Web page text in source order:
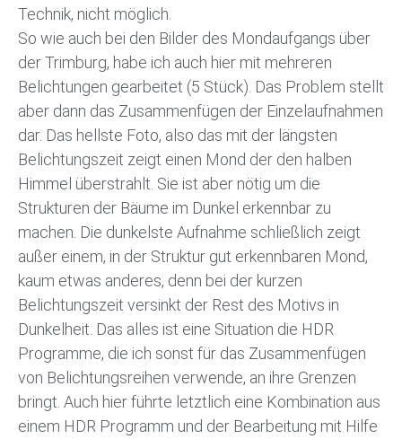
Technik, nicht möglich.
So wie auch bei den Bilder des Mondaufgangs über
der Trimburg, habe ich auch hier mit mehreren
Belichtungen gearbeitet (5 Stück). Das Problem stellt
aber dann das Zusammenfügen der Einzelaufnahmen
dar. Das hellste Foto, also das mit der längsten
Belichtungszeit zeigt einen Mond der den halben
Himmel überstrahlt. Sie ist aber nötig um die
Strukturen der Bäume im Dunkel erkennbar zu
machen. Die dunkelste Aufnahme schließlich zeigt
außer einem, in der Struktur gut erkennbaren Mond,
kaum etwas anderes, denn bei der kurzen
Belichtungszeit versinkt der Rest des Motivs in
Dunkelheit. Das alles ist eine Situation die HDR
Programme, die ich sonst für das Zusammenfügen
von Belichtungsreihen verwende, an ihre Grenzen
bringt. Auch hier führte letztlich eine Kombination aus
einem HDR Programm und der Bearbeitung mit Hilfe